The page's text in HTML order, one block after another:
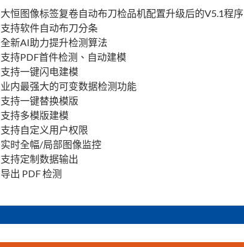
大恒图像标签复卷自动布刀检品机配置升级后的V5.1程序
支持软件自动布刀分条
全新AI助力提升检测算法
支持PDF首件检测、自动建模
支持一键闪电建模
业内最强大的可变数据检测功能
支持一键替换模版
支持多模版建模
支持自定义用户权限
实时全幅/局部图像监控
支持定制数据输出
导出 PDF 检测